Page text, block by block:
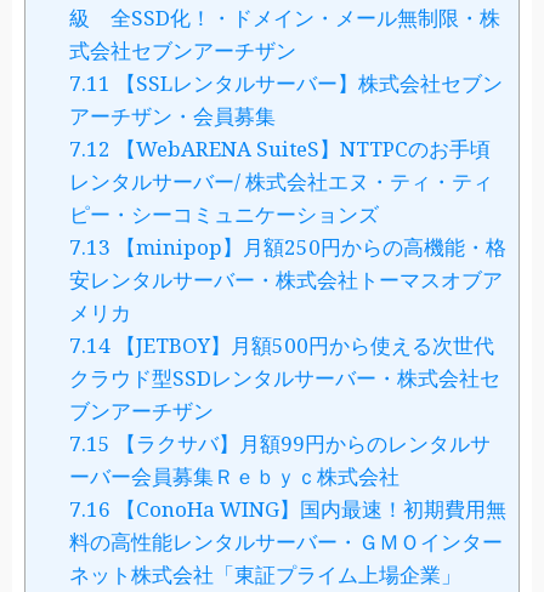
級 全SSD化！・ドメイン・メール無制限・株
式会社セブンアーチザン
7.11 【SSLレンタルサーバー】株式会社セブン
アーチザン・会員募集
7.12 【WebARENA SuiteS】NTTPCのお手頃
レンタルサーバー/ 株式会社エヌ・ティ・ティ
ピー・シーコミュニケーションズ
7.13 【minipop】月額250円からの高機能・格
安レンタルサーバー・株式会社トーマスオブア
メリカ
7.14【JETBOY】月額500円から使える次世代
クラウド型SSDレンタルサーバー・株式会社セ
ブンアーチザン
7.15 【ラクサバ】月額99円からのレンタルサ
ーバー会員募集Ｒｅｂｙｃ株式会社
7.16 【ConoHa WING】国内最速！初期費用無
料の高性能レンタルサーバー・ＧＭＯインター
ネット株式会社「東証プライム上場企業」